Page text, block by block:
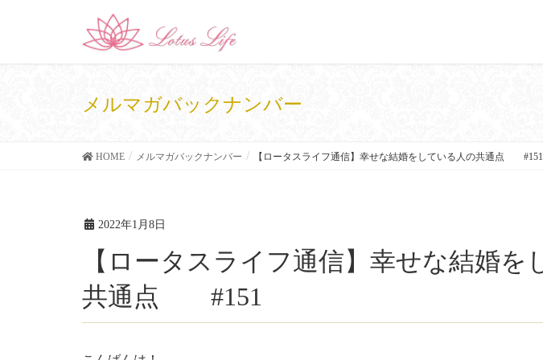
メルマガバックナンバー
HOME メルマガバックナンバー 【ロータスライフ通信】幸せな結婚をしている人の共通点 #151
2022年1月8日
【ロータスライフ通信】幸せな結婚をしている人の
共通点 #151